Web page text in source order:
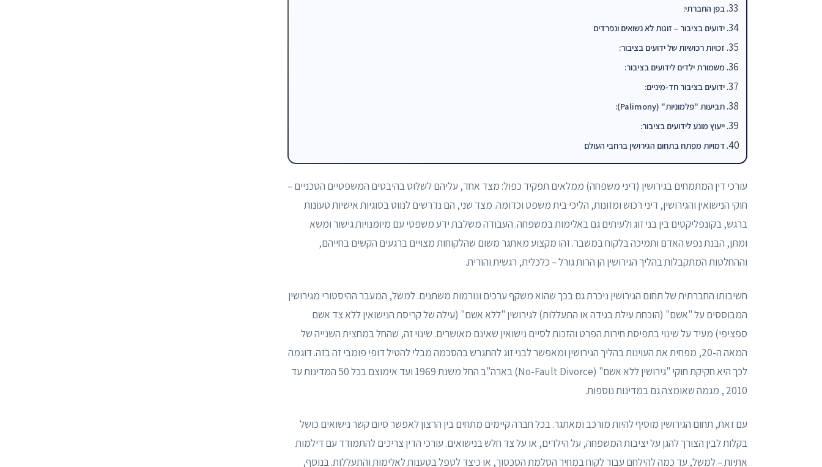
בפן החברתי:
ידועים בציבור – זוגות לא נשואים ונפרדים
זכויות רכושיות של ידועים בציבור:
משמורת ילדים לידועים בציבור:
ידועים בציבור חד-מיניים:
תביעות "פלמוניות" (Palimony):
ייעוץ מונע לידועים בציבור:
דמויות מפתח בתחום הגירושין ברחבי העולם
עורכי דין המתמחים בגירושין (דיני משפחה) ממלאים תפקיד כפול: מצד אחד, עליהם לשלוט בהיבטים המשפטיים הטכניים –
חוקי הנישואין והגירושין, דיני רכוש ומזונות, הליכי בית משפט וכדומה. מצד שני, הם נדרשים לנווט בסוגיות אישיות טעונות
ברגש, בקונפליקטים בין בני זוג ולעיתים גם באלימות במשפחה. העבודה משלבת ידע משפטי עם מיומנויות גישור ומשא
ומתן, הבנת נפש האדם ותמיכה בלקוח במשבר. זהו מקצוע מאתגר משום שהלקוחות מצויים ברגעים הקשים בחייהם,
וההחלטות המתקבלות בהליך הגירושין הן הרות גורל – כלכלית, רגשית והורית.
חשיבותו החברתית של תחום הגירושין ניכרת גם בכך שהוא משקף ערכים ונורמות משתנים. למשל, המעבר ההיסטורי מגירושין
המבוססים על "אשם" (הוכחת עילת בגידה או התעללות) לגירושין "ללא אשם" (עילה של קריסת הנישואין ללא צד אשם
ספציפי) מעיד על שינוי בתפיסת חירות הפרט והזכות לסיים נישואין שאינם מאושרים. שינוי זה, שהחל במחצית השנייה של
המאה ה-20, מפחית את העוינות בהליך הגירושין ומאפשר לבני זוג להתגרש בהסכמה מבלי להטיל דופי פומבי זה בזה. דוגמה
לכך היא חקיקת חוקי "גירושין ללא אשם" (No-Fault Divorce) בארה"ב החל משנת 1969 ועד אימוצם בכל 50 המדינות עד
2010 , מגמה שאומצה גם במדינות נוספות.
עם זאת, תחום הגירושין מוסיף להיות מורכב ומאתגר. בכל חברה קיימים מתחים בין הרצון לאפשר סיום קשר נישואים כושל
בקלות לבין הצורך להגן על יציבות המשפחה, על הילדים, או על צד חלש בנישואים. עורכי הדין צריכים להתמודד עם דילמות
אתיות – למשל, עד כמה להילחם עבור לקוח במחיר הסלמת הסכסוך, או כיצד לטפל בטענות לאלימות והתעללות. בנוסף,